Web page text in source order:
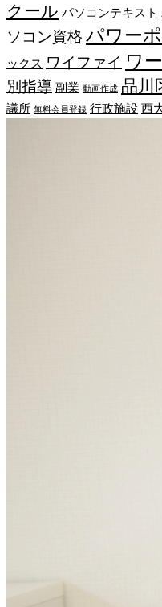
クール パソコンテキスト
ソコン資格 パワー
ックス ワイファイ ワ
別指導 副業 動画作成 品川
議所 無料会員登録 行政施設 西